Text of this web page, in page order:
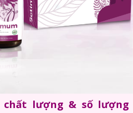
chất lượng & số lượng